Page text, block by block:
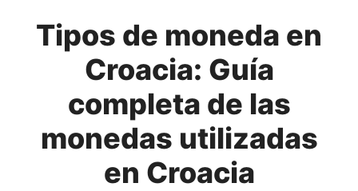
Tipos de moneda en
Croacia: Guía
completa de las
monedas utilizadas
en Croacia